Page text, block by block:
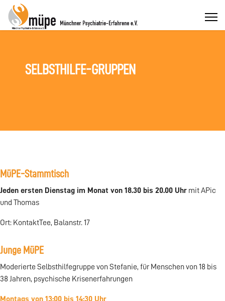
SELBSTHILFE-GRUPPEN
MüPE-Stammtisch
Jeden ersten Dienstag im Monat von 18.30 bis 20.00 Uhr mit APic
und Thomas
Ort: KontaktTee, Balanstr. 17
Junge MüPE
Moderierte Selbsthilfegruppe von Stefanie, für Menschen von 18 bis
38 Jahren, psychische Krisenerfahrungen
Montags von 13:00 bis 14:30 Uhr